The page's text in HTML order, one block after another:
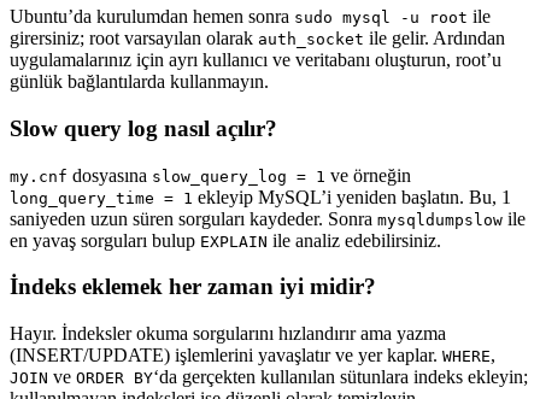
Ubuntu’da kurulumdan hemen sonra sudo mysql -u root ile
girersiniz; root varsayılan olarak auth_socket ile gelir. Ardından
uygulamalarınız için ayrı kullanıcı ve veritabanı oluşturun, root’u
günlük bağlantılarda kullanmayın.
Slow query log nasıl açılır?
my.cnf dosyasına slow_query_log = 1 ve örneğin
long_query_time = 1 ekleyip MySQL’i yeniden başlatın. Bu, 1
saniyeden uzun süren sorguları kaydeder. Sonra mysqldumpslow ile
en yavaş sorguları bulup EXPLAIN ile analiz edebilirsiniz.
İndeks eklemek her zaman iyi midir?
Hayır. İndeksler okuma sorgularını hızlandırır ama yazma
(INSERT/UPDATE) işlemlerini yavaşlatır ve yer kaplar. WHERE,
JOIN ve ORDER BY‘da gerçekten kullanılan sütunlara indeks ekleyin;